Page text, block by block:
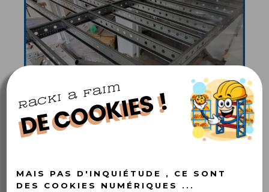
Racki a faim
DE COOKIES !
MAIS PAS D'INQUIÉTUDE , CE SONT
DES COOKIES NUMÉRIQUES ...